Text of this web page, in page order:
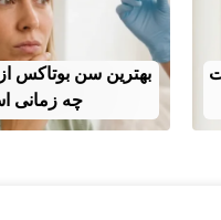
بهترین سن بوتاکس
چه زمانی